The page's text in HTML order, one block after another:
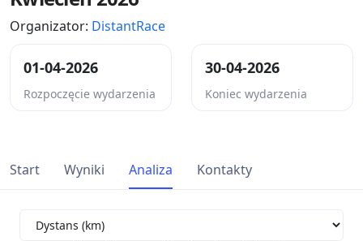
Organizator: DistantRace
01-04-2026
Rozpoczęcie wydarzenia
30-04-2026
Koniec wydarzenia
Start Wyniki Analiza Kontakty